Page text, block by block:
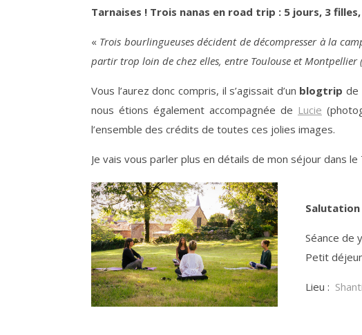
Tarnaises ! Trois nanas en road trip : 5 jours, 3
« Trois bourlingueuses décident de décompresser à la
partir trop loin de chez elles, entre Toulouse et
Vous l’aurez donc compris, il s’agissait d’un blogtrip de
nous étions également accompagnée de Lucie
l’ensemble des crédits de toutes ces jolies images.
Je vais vous parler plus en détails de mon séjour dans
Séance de
Petit
Lieu :